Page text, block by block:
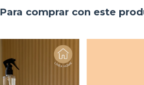
Para comprar con este